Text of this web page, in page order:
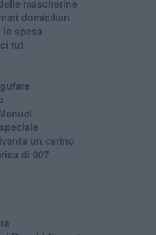
mascherine
domiciliari
la spesa
tu!
un cerino
di 007